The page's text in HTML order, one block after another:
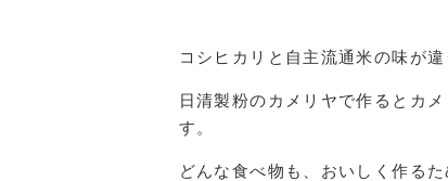
コシヒカリと自主流通米の味が
日清製粉のカメリヤで作るとカ
す。
どんな食べ物も、おいしく作るた